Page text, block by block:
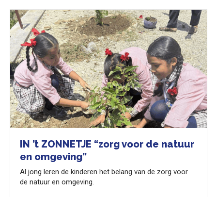
IN ’t ZONNETJE “zorg voor de natuur
en omgeving”
Al jong leren de kinderen het belang van de zorg voor
de natuur en omgeving.